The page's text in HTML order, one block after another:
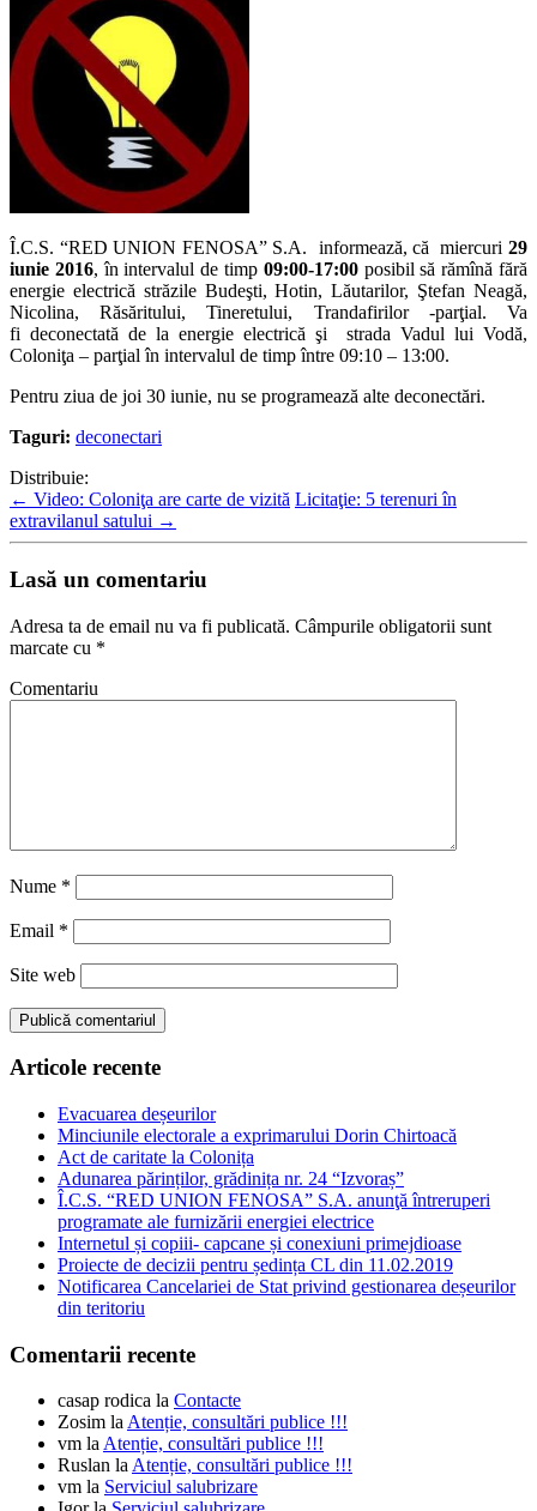
Î.C.S. “RED UNION FENOSA” S.A. informează, că miercuri 29
iunie 2016, în intervalul de timp 09:00-17:00 posibil să rămînă fără
energie electrică străzile Budeşti, Hotin, Lăutarilor, Ştefan Neagă,
Nicolina, Răsăritului, Tineretului, Trandafirilor -parţial. Va
fi deconectată de la energie electrică şi strada Vadul lui Vodă,
Coloniţa – parţial în intervalul de timp între 09:10 – 13:00.
Pentru ziua de joi 30 iunie, nu se programează alte deconectări.
Taguri: deconectari
Distribuie:
← Video: Coloniţa are carte de vizită Licitaţie: 5 terenuri în
extravilanul satului →
Lasă un comentariu
Adresa ta de email nu va fi publicată. Câmpurile obligatorii sunt
marcate cu *
Comentariu
Nume *
Email *
Site web
Articole recente
Evacuarea deșeurilor
Minciunile electorale a exprimarului Dorin Chirtoacă
Act de caritate la Colonița
Adunarea părinților, grădinița nr. 24 “Izvoraș”
Î.C.S. “RED UNION FENOSA” S.A. anunţă întreruperi
programate ale furnizării energiei electrice
Internetul și copiii- capcane și conexiuni primejdioase
Proiecte de decizii pentru ședința CL din 11.02.2019
Notificarea Cancelariei de Stat privind gestionarea deșeurilor
din teritoriu
Comentarii recente
casap rodica la Contacte
Zosim la Atenție, consultări publice !!!
vm la Atenție, consultări publice !!!
Ruslan la Atenție, consultări publice !!!
vm la Serviciul salubrizare